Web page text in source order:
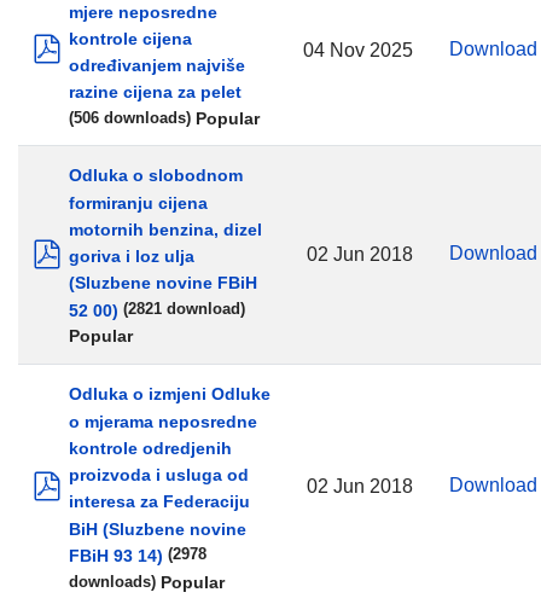
pdf
mjere neposredne
kontrole cijena
određivanjem najviše
razine cijena za pelet
(506 downloads) Popular
04 Nov 2025 Download
pdf
Odluka o slobodnom
formiranju cijena
motornih benzina, dizel
goriva i loz ulja
(Sluzbene novine FBiH
52 00) (2821 download)
Popular
02 Jun 2018 Download
pdf
Odluka o izmjeni Odluke
o mjerama neposredne
kontrole odredjenih
proizvoda i usluga od
interesa za Federaciju
BiH (Sluzbene novine
FBiH 93 14) (2978
downloads) Popular
02 Jun 2018 Download